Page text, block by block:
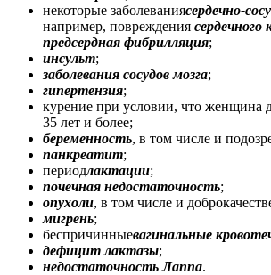
некоторые заболеваниясердечно-
например, повреждения сердечного
предсердная фибрилляция;
инсульт;
заболевания сосудов мозга;
гипертензия;
курение при условии, что женщина
35 лет и более;
беременность, в том числе и
панкреатит;
периодлактации;
почечная недостаточность;
опухоли, в том числе и
мигрень;
беспричинныевагинальные
дефицит лактазы;
недостаточность Лаппа.